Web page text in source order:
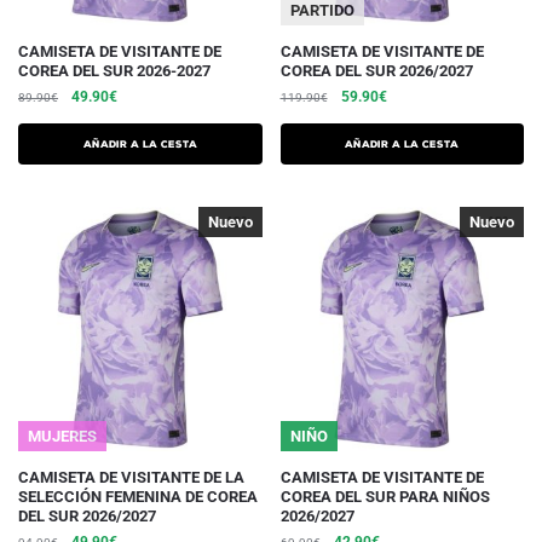
producto.
producto.
CAMISETA DE VISITANTE DE
COREA DEL SUR 2026-2027
89.90€
El
inicial
era:
49.90€El
actual
es:
Añadir a la cesta
Este
producto
tiene
variaciones.
opciones
pueden
elegir
del
producto.
PARTIDO
CAMISETA DE VISITANTE DE
COREA DEL SUR 2026/2027
119.90€
El
inicial
era:
59.90€El
actual
es:
Añadir a la cesta
Este
producto
tiene
variaciones.
opciones
pueden
elegir
del
producto.
-40%
Nuevo
MUJERES
CAMISETA DE VISITANTE DE LA
SELECCIÓN FEMENINA DE COREA
DEL SUR 2026/2027
Este
producto
tiene
-40%
Nuevo
NIÑO
CAMISETA DE VISITANTE DE
COREA DEL SUR PARA NIÑOS
2026/2027
Este
producto
tiene